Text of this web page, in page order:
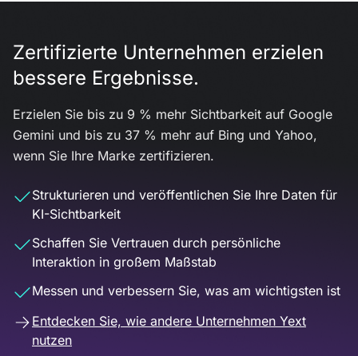
Zertifizierte Unternehmen erzielen
bessere Ergebnisse.
Erzielen Sie bis zu 9 % mehr Sichtbarkeit auf Google
Gemini und bis zu 37 % mehr auf Bing und Yahoo,
wenn Sie Ihre Marke zertifizieren.
Strukturieren und veröffentlichen Sie Ihre Daten für
KI-Sichtbarkeit
Schaffen Sie Vertrauen durch persönliche
Interaktion in großem Maßstab
Messen und verbessern Sie, was am wichtigsten ist
Entdecken Sie, wie andere Unternehmen Yext
nutzen